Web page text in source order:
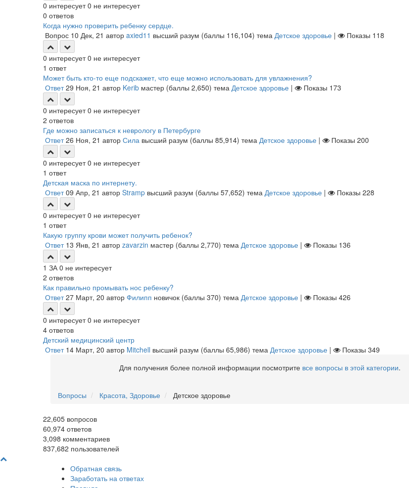
0 интересует 0 не интересует
0 ответов
Когда нужно проверить ребенку сердце.
Вопрос 10 Дек, 21 автор axied11 высший разум (баллы 116,104) тема Детское здоровье | Показы 118
0 интересует 0 не интересует
1 ответ
Может быть кто-то еще подскажет, что еще можно использовать для увлажнения?
Ответ 29 Ноя, 21 автор Kerib мастер (баллы 2,650) тема Детское здоровье | Показы 173
0 интересует 0 не интересует
2 ответов
Где можно записаться к неврологу в Петербурге
Ответ 26 Ноя, 21 автор Сила высший разум (баллы 85,914) тема Детское здоровье | Показы 200
0 интересует 0 не интересует
1 ответ
Детская маска по интернету.
Ответ 09 Апр, 21 автор Stramp высший разум (баллы 57,652) тема Детское здоровье | Показы 228
0 интересует 0 не интересует
1 ответ
Какую группу крови может получить ребенок?
Ответ 13 Янв, 21 автор zavarzin мастер (баллы 2,770) тема Детское здоровье | Показы 136
1 ЗА 0 не интересует
2 ответов
Как правильно промывать нос ребенку?
Ответ 27 Март, 20 автор Филипп новичок (баллы 370) тема Детское здоровье | Показы 426
0 интересует 0 не интересует
4 ответов
Детский медицинский центр
Ответ 14 Март, 20 автор Mitchell высший разум (баллы 65,986) тема Детское здоровье | Показы 349
Для получения более полной информации посмотрите все вопросы в этой категории.
Вопросы Красота, Здоровье Детское здоровье
22,605 вопросов
60,974 ответов
3,098 комментариев
837,682 пользователей
Обратная связь
Заработать на ответах